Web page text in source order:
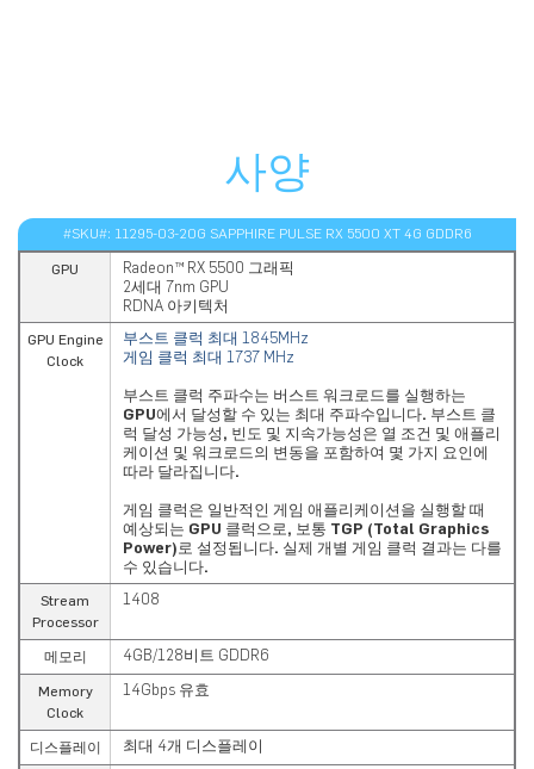
사양
#SKU#: 11295-03-20G SAPPHIRE PULSE RX 5500 XT 4G GDDR6
GPU
Radeon™ RX 5500 그래픽
2세대 7nm GPU
RDNA 아키텍처
GPU Engine
Clock
부스트 클럭 최대 1845MHz
게임 클럭 최대 1737 MHz
부스트 클럭 주파수는 버스트 워크로드를 실행하는
GPU에서 달성할 수 있는 최대 주파수입니다. 부스트 클
럭 달성 가능성, 빈도 및 지속가능성은 열 조건 및 애플리
케이션 및 워크로드의 변동을 포함하여 몇 가지 요인에
따라 달라집니다.
게임 클럭은 일반적인 게임 애플리케이션을 실행할 때
예상되는 GPU 클럭으로 , 보통 TGP (Total Graphics
Power) 로 설정됩니다. 실제 개별 게임 클럭 결과는 다를
수 있습니다.
Stream
Processor
1408
메모리 4GB/128비트 GDDR6
Memory
Clock
14Gbps 유효
디스플레이 최대 4개 디스플레이